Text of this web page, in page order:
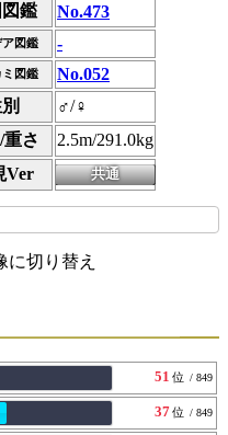
鑑 No.473
図鑑 -
ミ図鑑
No.052
♂/♀
さ
2.5m/291.0kg
Ver
に切り替え
51 位 / 849
37位 / 849